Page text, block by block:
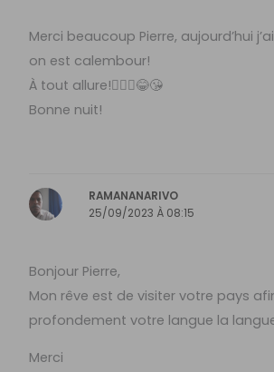
Merci beaucoup Pierre, aujourd’hui
on est calembour!
À tout allure!🙋🏽‍♀️😂😘
Bonne nuit!
RAMANANARIVO
25/09/2023 À 08:15
Bonjour Pierre,
Mon rêve est de visiter votre pays
profondement votre langue la
Merci